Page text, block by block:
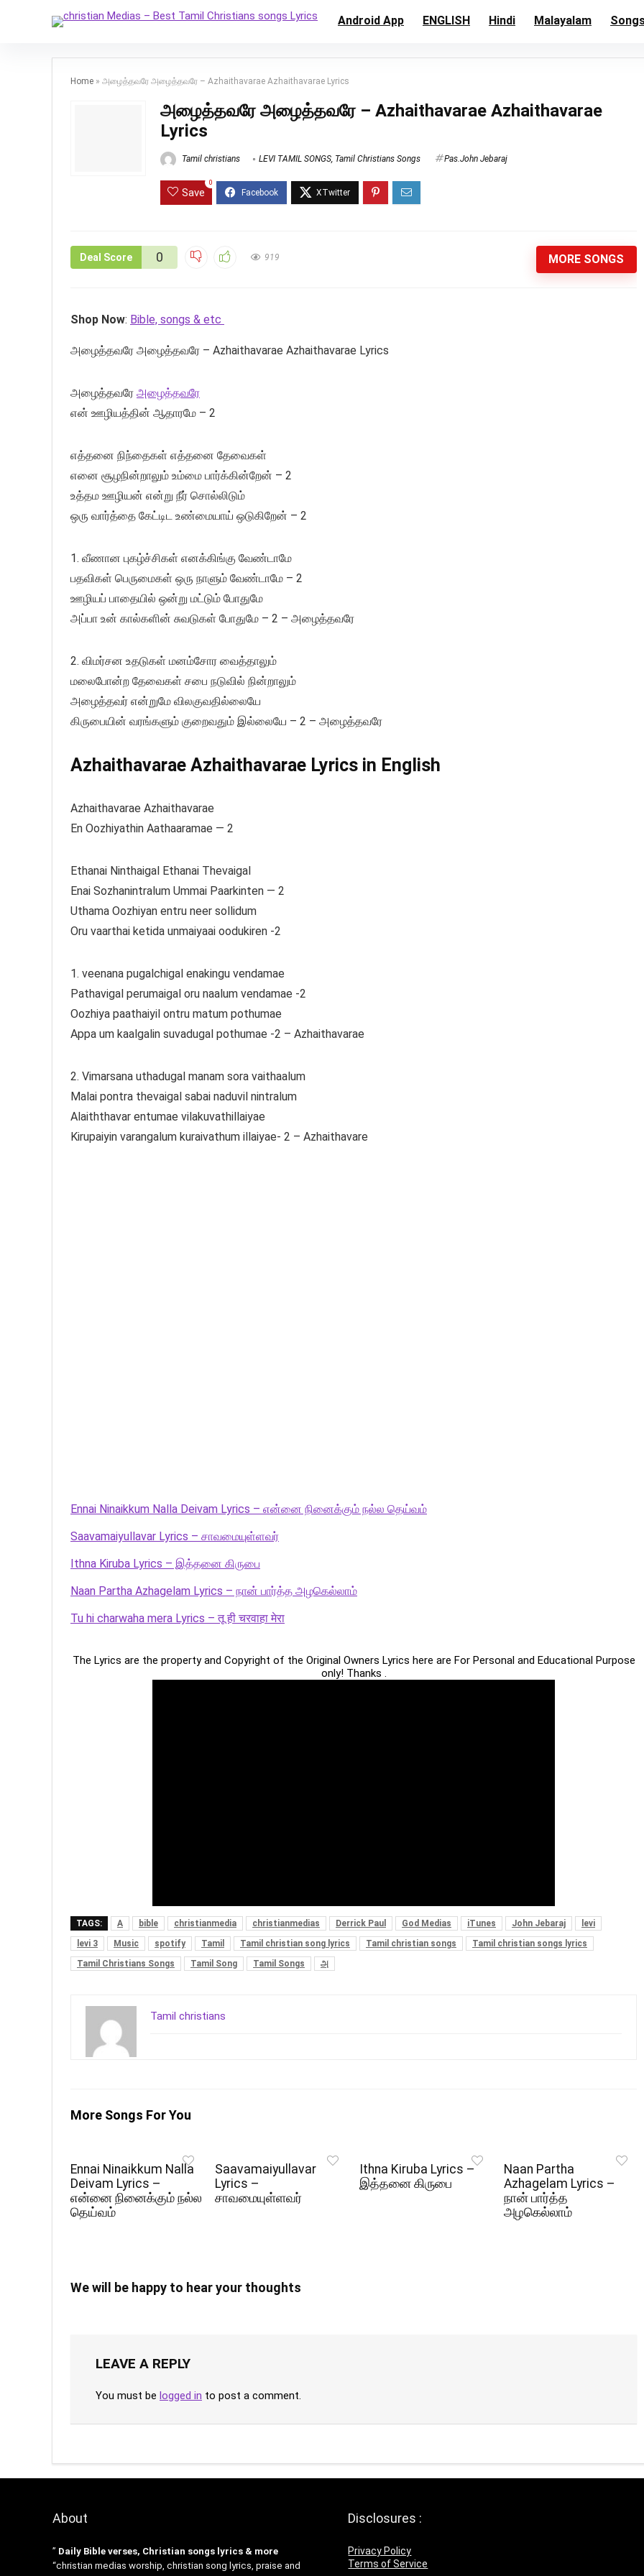
Android App ENGLISH Hindi Malayalam
Home » அழைத்தவரே அழைத்தவரே – Azhaithavarae Azhaithavarae Lyrics
அழைத்தவரே அழைத்தவரே – Azhaithavarae Azhaithavarae
Lyrics
Tamil christians LEVI TAMIL SONGS, Tamil Christians Songs Pas.John Jebaraj
Save
0
Deal Score 0 919 MORE SONGS
Shop Now: Bible, songs & etc
அழைத்தவரே அழைத்தவரே – Azhaithavarae Azhaithavarae Lyrics
அழைத்தவரே அழைத்தவரே
என் ஊழியத்தின் ஆதாரமே – 2
எத்தனை நிந்தைகள் எத்தனை தேவைகள்
எனை சூழநின்றாலும் உம்மை பார்க்கின்றேன் – 2
உத்தம ஊழியன் என்று நீர் சொல்லிடும்
ஒரு வார்த்தை கேட்டிட உண்மையாய் ஒடுகிறேன் – 2
1. வீணான புகழ்ச்சிகள் எனக்கிங்கு வேண்டாமே
பதவிகள் பெருமைகள் ஒரு நாளும் வேண்டாமே – 2
ஊழியப் பாதையில் ஒன்று மட்டும் போதுமே
அப்பா உன் கால்களின் சுவடுகள் போதுமே – 2 – அழைத்தவரே
2. விமர்சன உதடுகள் மனம்சோர வைத்தாலும்
மலைபோன்ற தேவைகள் சபை நடுவில் நின்றாலும்
அழைத்தவர் என்றுமே விலகுவதில்லையே
கிருபையின் வரங்களும் குறைவதும் இல்லையே – 2 – அழைத்தவரே
Azhaithavarae Azhaithavarae Lyrics in English
Azhaithavarae Azhaithavarae
En Oozhiyathin Aathaaramae — 2
Ethanai Ninthaigal Ethanai Thevaigal
Enai Sozhanintralum Ummai Paarkinten — 2
Uthama Oozhiyan entru neer sollidum
Oru vaarthai ketida unmaiyaai oodukiren -2
1. veenana pugalchigal enakingu vendamae
Pathavigal perumaigal oru naalum vendamae -2
Oozhiya paathaiyil ontru matum pothumae
Appa um kaalgalin suvadugal pothumae -2 – Azhaithavarae
2. Vimarsana uthadugal manam sora vaithaalum
Malai pontra thevaigal sabai naduvil nintralum
Alaiththavar entumae vilakuvathillaiyae
Kirupaiyin varangalum kuraivathum illaiyae- 2 – Azhaithavare
Ennai Ninaikkum Nalla Deivam Lyrics – என்னை நினைக்கும் நல்ல தெய்வம்
Saavamaiyullavar Lyrics – சாவமையுள்ளவர்
Ithna Kiruba Lyrics – இத்தனை கிருபை
Naan Partha Azhagelam Lyrics – நான் பார்த்த அழகெல்லாம்
Tu hi charwaha mera Lyrics – तू ही चरवाहा मेरा
The Lyrics are the property and Copyright of the Original Owners Lyrics here are For Personal and Educational Purpose
only! Thanks .
TAGS: A bible christianmedia christianmedias Derrick Paul God Medias iTunes John Jebaraj
levi
levi 3
Music spotify Tamil Tamil christian song lyrics Tamil christian songs
Tamil christian songs lyrics
Tamil Christians Songs
Tamil Song Tamil Songs அ
Tamil christians
More Songs For You
Ennai Ninaikkum Nalla
Deivam Lyrics –
என்னை நினைக்கும் நல்ல
தெய்வம்
Saavamaiyullavar
Lyrics –
சாவமையுள்ளவர்
Ithna Kiruba Lyrics –
இத்தனை கிருபை
Naan Partha
Azhagelam Lyrics –
நான் பார்த்த
அழகெல்லாம்
We will be happy to hear your thoughts
LEAVE A REPLY
You must be logged in to post a comment.
About
” Daily Bible verses, Christian songs lyrics & more
“christian medias worship, christian song lyrics, praise and
Disclosures :
Privacy Policy
Terms of Service